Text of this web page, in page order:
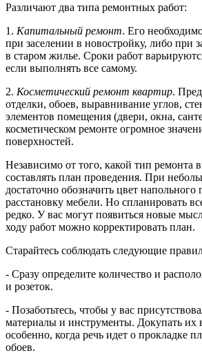
Различают два типа ремонтных работ:
1. Капитальный ремонт. Его
при заселении в новостройку, либо при
в старом жилье. Сроки работ
если выполнять все самому.
2. Косметический ремонт квартир.
отделки, обоев, выравнивание углов,
элементов помещения (двери, окна,
косметическом ремонте огромное
поверхностей.
Независимо от того, какой тип ремонта
составлять план проведения. При
достаточно обозначить цвет
расстановку мебели. Но спланировать
редко. У вас могут появиться новые
ходу работ можно корректировать план.
Старайтесь соблюдать следующие
- Сразу определите количество и
и розеток.
- Позаботьтесь, чтобы у вас
материалы и инструменты. Докупать их
особенно, когда речь идет о прокладке
обоев.